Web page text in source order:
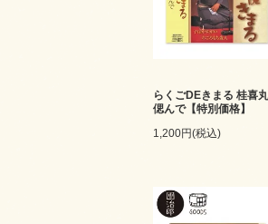
らくごDEきまる 桂喜
偲んで【特別価格】
1,200円(税込)